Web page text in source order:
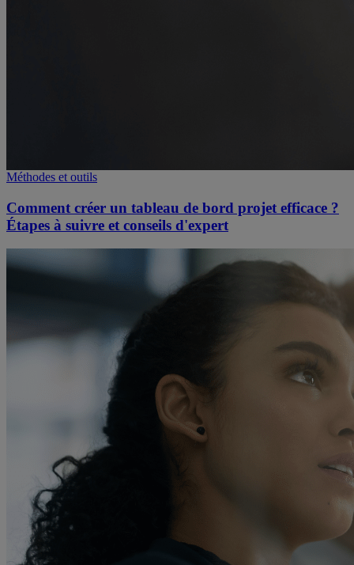
Méthodes et outils
Comment créer un tableau de bord projet efficace ?
Étapes à suivre et conseils d'expert